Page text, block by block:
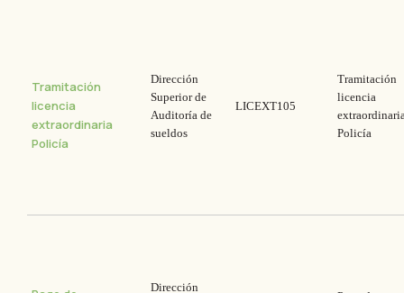
Tramitación
licencia
extraordinaria
Policía
Dirección
Superior de
Auditoría de
sueldos
LICEXT105
Tramitación
licencia
Policía
Dirección